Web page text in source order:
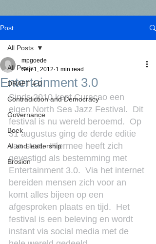
Post
All Posts
DRAFT 4.0
Contradiction and Democracy
Governance
Boek
AI and leadership
Erosion
All Posts
Entertainment 3.0
mpgoede
Sep 1, 2012 1 min read
Sinds 2010 kent Curacao een
eigen North Sea Jazz Festival.  Dit
festival is nu wereld beroemd.  Op
31 augustus ging de derde editie
van start.  Hiermee heeft zich
gevestigd als bestemming met
Entertainment 3.0.  Via het internet
bereiden mensen zich voor an
komt alles bijeen op een
afgesproken plaats en tijd.  Het
festival is een beleving en wordt
instant via social media met de